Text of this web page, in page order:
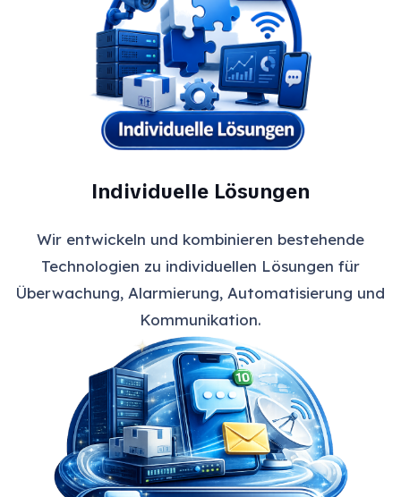
Individuelle Lösungen
Wir entwickeln und kombinieren bestehende
Technologien zu individuellen Lösungen für
Überwachung, Alarmierung, Automatisierung und
Kommunikation.